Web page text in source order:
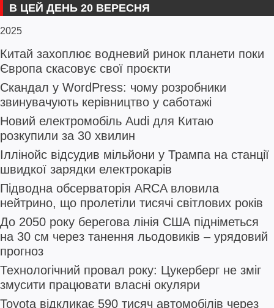
В ЦЕЙ ДЕНЬ 20 ВЕРЕСНЯ
2025
Китай захоплює водневий ринок планети поки
Європа скасовує свої проєкти
Скандал у WordPress: чому розробники
звинувачують керівництво у саботажі
Новий електромобіль Audi для Китаю
розкупили за 30 хвилин
Іллінойс відсудив мільйони у Трампа на станції
швидкої зарядки електрокарів
Підводна обсерваторія ARCA вловила
нейтрино, що пролетіли тисячі світлових років
До 2050 року берегова лінія США підніметься
на 30 см через танення льодовиків – урядовий
прогноз
Технологічний провал року: Цукерберг не зміг
змусити працювати власні окуляри
Toyota відкликає 590 тисяч автомобілів через